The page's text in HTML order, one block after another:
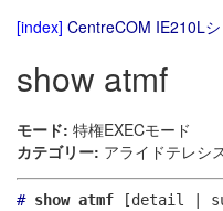
[index] CentreCOM IE210L
show atmf
モード: 特権EXECモード
カテゴリー: アライドテレシ
# show atmf [detail |